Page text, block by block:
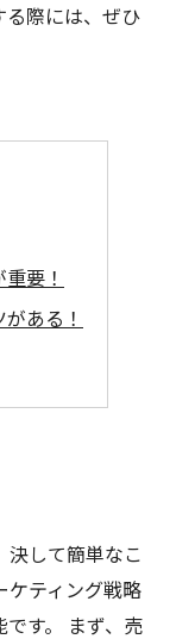
る際には、ぜひ
要！
ある！
ある！
して簡単なこ
ケティング戦略
す。 まず、売